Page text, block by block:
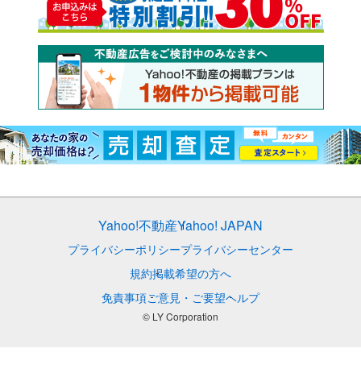
Yahoo!不動産Yahoo! JAPAN
プライバシーポリシープライバシーセンター
規約掲載希望の方へ
免責事項ご意見・ご要望ヘルプ
© LY Corporation